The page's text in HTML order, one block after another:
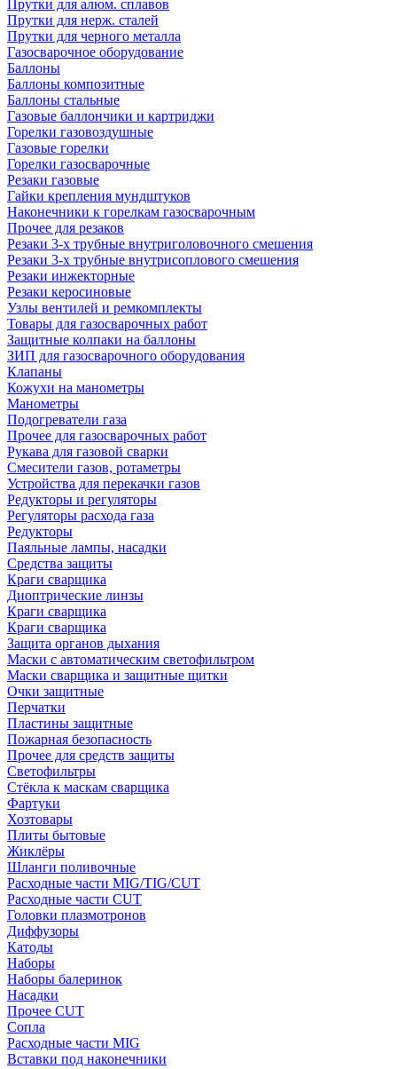
Прутки для алюм. сплавов
Прутки для нерж. сталей
Прутки для черного металла
Газосварочное оборудование
Баллоны
Баллоны композитные
Баллоны стальные
Газовые баллончики и картриджи
Горелки газовоздушные
Газовые горелки
Горелки газосварочные
Резаки газовые
Гайки крепления мундштуков
Наконечники к горелкам газосварочным
Прочее для резаков
Резаки 3-х трубные внутриголовочного смешения
Резаки 3-х трубные внутрисоплового смешения
Резаки инжекторные
Резаки керосиновые
Узлы вентилей и ремкомплекты
Товары для газосварочных работ
Защитные колпаки на баллоны
ЗИП для газосварочного оборудования
Клапаны
Кожухи на манометры
Манометры
Подогреватели газа
Прочее для газосварочных работ
Рукава для газовой сварки
Смесители газов, ротаметры
Устройства для перекачки газов
Редукторы и регуляторы
Регуляторы расхода газа
Редукторы
Паяльные лампы, насадки
Средства защиты
Краги сварщика
Диоптрические линзы
Краги сварщика
Краги сварщика
Защита органов дыхания
Маски с автоматическим светофильтром
Маски сварщика и защитные щитки
Очки защитные
Перчатки
Пластины защитные
Пожарная безопасность
Прочее для средств защиты
Светофильтры
Стёкла к маскам сварщика
Фартуки
Хозтовары
Плиты бытовые
Жиклёры
Шланги поливочные
Расходные части MIG/TIG/CUT
Расходные части CUT
Головки плазмотронов
Диффузоры
Катоды
Наборы
Наборы балеринок
Насадки
Прочее CUT
Сопла
Расходные части MIG
Вставки под наконечники